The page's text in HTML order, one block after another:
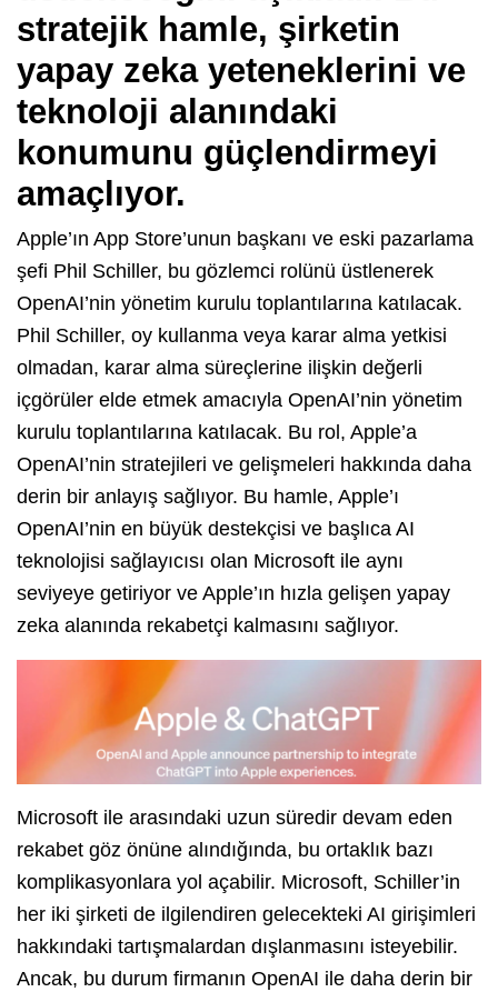
stratejik hamle, şirketin
yapay zeka yeteneklerini ve
teknoloji alanındaki
konumunu güçlendirmeyi
amaçlıyor.
Apple’ın App Store’unun başkanı ve eski pazarlama
şefi Phil Schiller, bu gözlemci rolünü üstlenerek
OpenAI’nin yönetim kurulu toplantılarına katılacak.
Phil Schiller, oy kullanma veya karar alma yetkisi
olmadan, karar alma süreçlerine ilişkin değerli
içgörüler elde etmek amacıyla OpenAI’nin yönetim
kurulu toplantılarına katılacak. Bu rol, Apple’a
OpenAI’nin stratejileri ve gelişmeleri hakkında daha
derin bir anlayış sağlıyor. Bu hamle, Apple’ı
OpenAI’nin en büyük destekçisi ve başlıca AI
teknolojisi sağlayıcısı olan Microsoft ile aynı
seviyeye getiriyor ve Apple’ın hızla gelişen yapay
zeka alanında rekabetçi kalmasını sağlıyor.
Microsoft ile arasındaki uzun süredir devam eden
rekabet göz önüne alındığında, bu ortaklık bazı
komplikasyonlara yol açabilir. Microsoft, Schiller’in
her iki şirketi de ilgilendiren gelecekteki AI girişimleri
hakkındaki tartışmalardan dışlanmasını isteyebilir.
Ancak, bu durum firmanın OpenAI ile daha derin bir